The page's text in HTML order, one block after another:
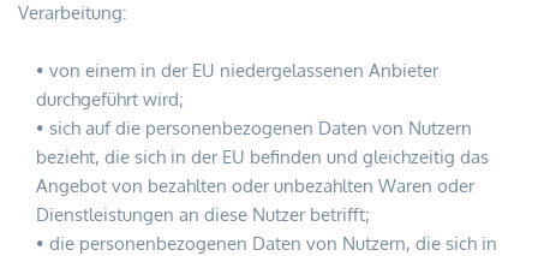
Verarbeitung:
von einem in der EU niedergelassenen Anbieter
durchgeführt wird;
sich auf die personenbezogenen Daten von Nutzern
bezieht, die sich in der EU befinden und gleichzeitig das
Angebot von bezahlten oder unbezahlten Waren oder
Dienstleistungen an diese Nutzer betrifft;
die personenbezogenen Daten von Nutzern, die sich in